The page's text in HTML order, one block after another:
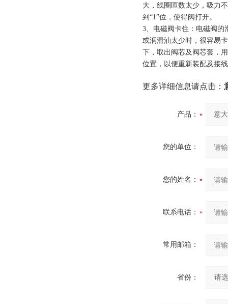
大，线圈匝数太少，吸力
到“1”位，使得阀打开。
3、电磁阀卡住：电磁阀的
或润滑油太少时，很容易
下，取出阀芯及阀芯套，
位置，以便重新装配及接
更多详细信息请点击：
产品：
您的单位：
您的姓名：
联系电话：
常用邮箱：
省份：